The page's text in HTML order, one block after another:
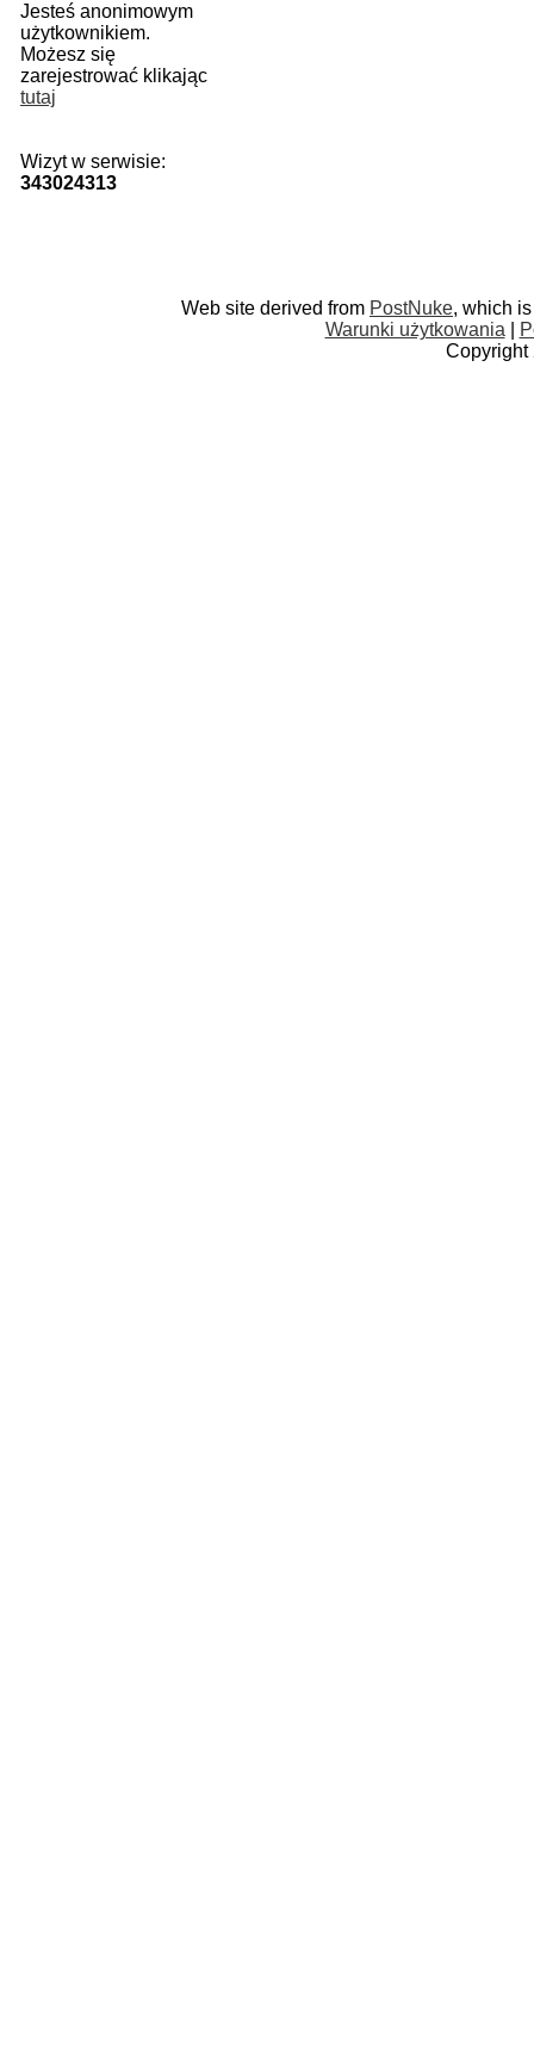
Jesteś anonimowym
użytkownikiem.
Możesz się
zarejestrować klikając
tutaj
Wizyt w serwisie:
343024313
Web site derived from PostNuke, which
Warunki użytkowania
Copyright